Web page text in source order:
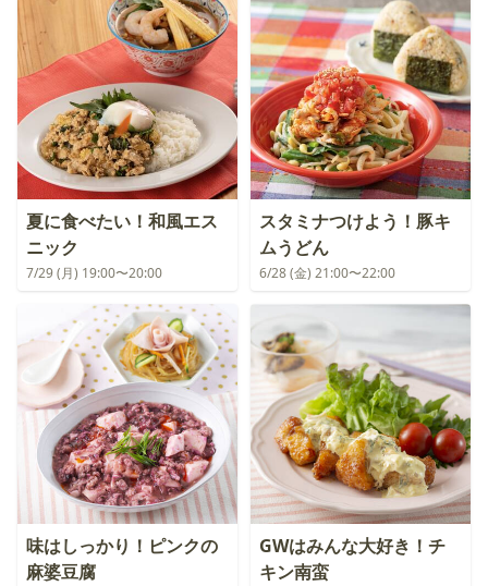
夏に食べたい！和風エス
ニック
7/29 (月) 19:00〜20:00
スタミナつけよう！豚キ
ムうどん
6/28 (金) 21:00〜22:00
味はしっかり！ピンクの
麻婆豆腐
GWはみんな大好き！チ
キン南蛮